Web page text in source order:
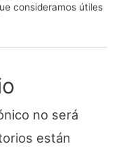
consideramos útiles
no será
están